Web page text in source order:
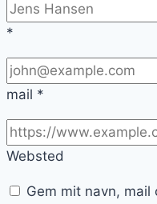
*
mail *
Websted
Gem mit navn,